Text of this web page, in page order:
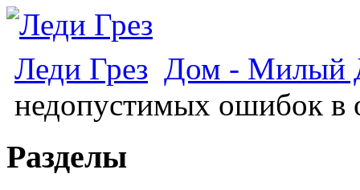
Леди Грез Дом - Милый
недопустимых ошибок
Разделы